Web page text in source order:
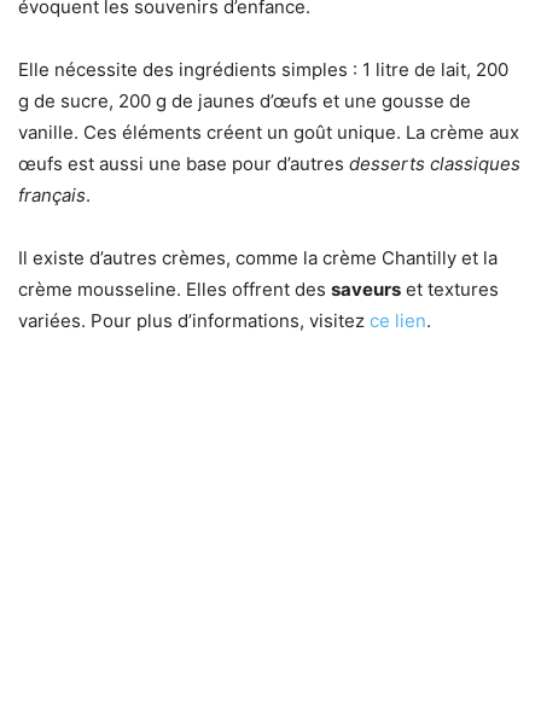
évoquent les souvenirs d’enfance.
Elle nécessite des ingrédients simples : 1 litre de lait, 200
g de sucre, 200 g de jaunes d’œufs et une gousse de
vanille. Ces éléments créent un goût unique. La crème aux
œufs est aussi une base pour d’autres desserts classiques
français.
Il existe d’autres crèmes, comme la crème Chantilly et la
crème mousseline. Elles offrent des saveurs et textures
variées. Pour plus d’informations, visitez ce lien.